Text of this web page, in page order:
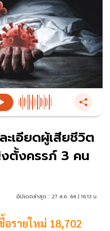
ะเอียดผู้เสียชีวิต
ตั้งครรภ์ 3 คน
อัปเดตล่าสุด : 27 ส.ค. 64 | 16:13 น.
รายใหม่ 18,702